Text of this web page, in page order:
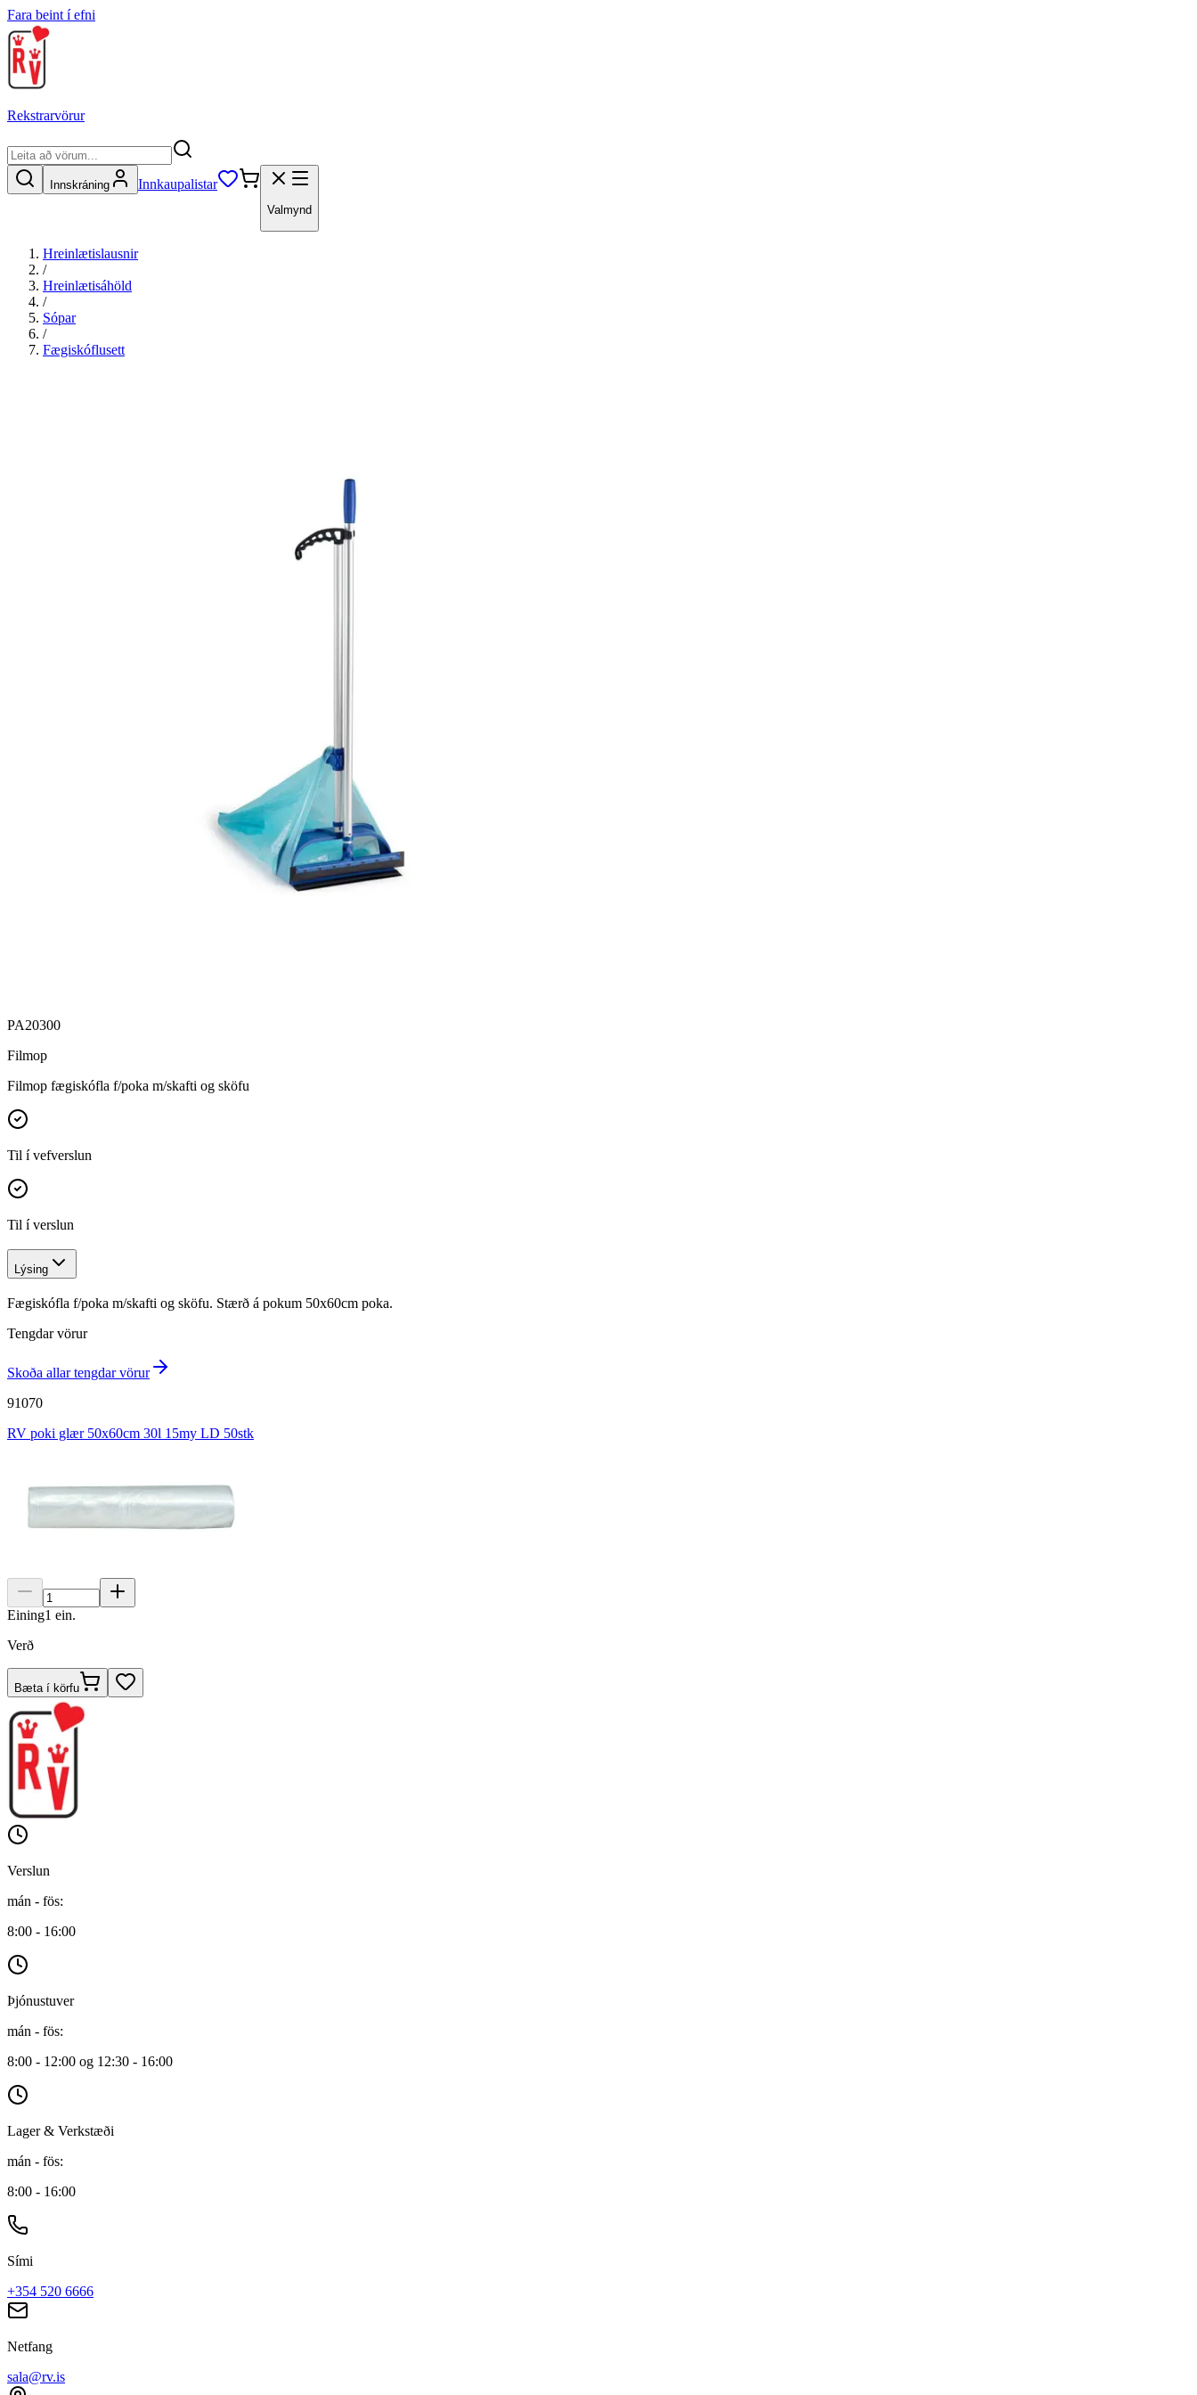
Fara beint í efni
Rekstrarvörur
Innskráning Innkaupalistar
Valmynd
Hreinlætislausnir
/
Hreinlætisáhöld
/
Sópar
/
Fægiskóflusett
PA20300
Filmop
Filmop fægiskófla f/poka m/skafti og sköfu
Til í vefverslun
Til í verslun
Lýsing
Fægiskófla f/poka m/skafti og sköfu. Stærð á pokum 50x60cm poka.
Tengdar vörur
Skoða allar tengdar vörur
91070
RV poki glær 50x60cm 30l 15my LD 50stk
Eining1 ein.
Verð
Bæta í körfu
Verslun
mán - fös:
8:00 - 16:00
Þjónustuver
mán - fös:
8:00 - 12:00 og 12:30 - 16:00
Lager & Verkstæði
mán - fös:
8:00 - 16:00
Sími
+354 520 6666
Netfang
sala@rv.is